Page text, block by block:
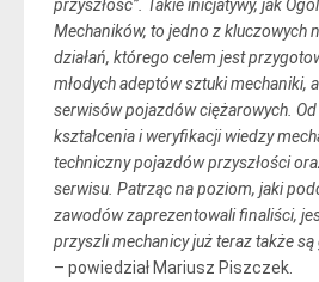
przyszłość”. Takie inicjatywy, jak
Mechaników, to jedno z kluczowych
działań, którego celem jest
młodych adeptów sztuki mechaniki,
serwisów pojazdów ciężarowych.
kształcenia i weryfikacji wiedzy
techniczny pojazdów przyszłości
serwisu. Patrząc na poziom, jaki
zawodów zaprezentowali finaliści,
przyszli mechanicy już teraz także
– powiedział Mariusz Piszczek.